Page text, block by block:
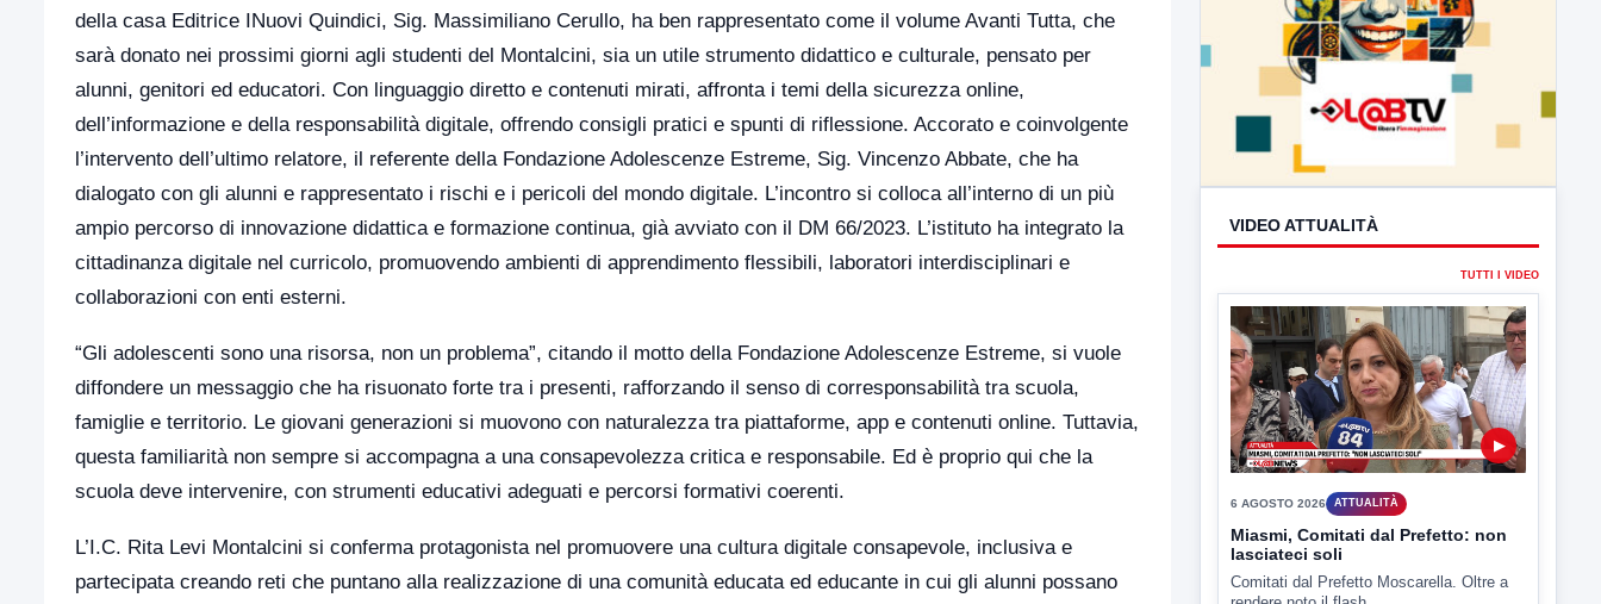
della casa Editrice INuovi Quindici, Sig. Massimiliano Cerullo, ha ben rappresentato come il volume Avanti Tutta, che
sarà donato nei prossimi giorni agli studenti del Montalcini, sia un utile strumento didattico e culturale, pensato per
alunni, genitori ed educatori. Con linguaggio diretto e contenuti mirati, affronta i temi della sicurezza online,
dell’informazione e della responsabilità digitale, offrendo consigli pratici e spunti di riflessione. Accorato e coinvolgente
l’intervento dell’ultimo relatore, il referente della Fondazione Adolescenze Estreme, Sig. Vincenzo Abbate, che ha
dialogato con gli alunni e rappresentato i rischi e i pericoli del mondo digitale. L’incontro si colloca all’interno di un più
ampio percorso di innovazione didattica e formazione continua, già avviato con il DM 66/2023. L’istituto ha integrato la
cittadinanza digitale nel curricolo, promuovendo ambienti di apprendimento flessibili, laboratori interdisciplinari e
collaborazioni con enti esterni.
“Gli adolescenti sono una risorsa, non un problema”, citando il motto della Fondazione Adolescenze Estreme, si vuole
diffondere un messaggio che ha risuonato forte tra i presenti, rafforzando il senso di corresponsabilità tra scuola,
famiglie e territorio. Le giovani generazioni si muovono con naturalezza tra piattaforme, app e contenuti online. Tuttavia,
questa familiarità non sempre si accompagna a una consapevolezza critica e responsabile. Ed è proprio qui che la
scuola deve intervenire, con strumenti educativi adeguati e percorsi formativi coerenti.
L’I.C. Rita Levi Montalcini si conferma protagonista nel promuovere una cultura digitale consapevole, inclusiva e
partecipata creando reti che puntano alla realizzazione di una comunità educata ed educante in cui gli alunni possano
VIDEO ATTUALITÀ
TUTTI I VIDEO
▶
6 AGOSTO 2026 ATTUALITÀ
Miasmi, Comitati dal Prefetto: non
lasciateci soli
Comitati dal Prefetto Moscarella. Oltre a
rendere noto il flash...